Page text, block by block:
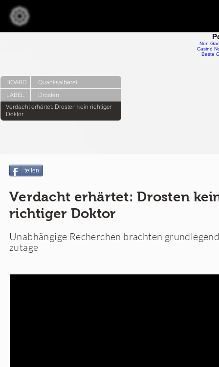
BOARD
Quacksalberei
LABEL
Drosten
Verdacht erhärtet: Drosten kein richtiger
Doktor
teilen
Verdacht erhärtet: Drosten
richtiger Doktor
Unabhängige Recherchen brachten
zutage
Non
Casinò
Beste